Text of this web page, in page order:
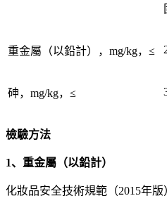
重金屬（以鉛計），mg/kg，≤
砷，mg/kg，≤
檢驗方法
1、重金屬（以鉛計）
化妝品安全技術規範（2015年版